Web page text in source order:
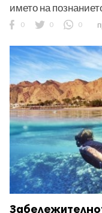
името на
0 0 0